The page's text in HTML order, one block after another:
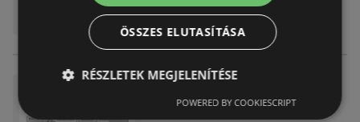
ge 2025.11.30-ig
ÖSSZES ELUTASÍTÁSA
RÉSZLETEK MEGJELENÍTÉSE
POWERED BY COOKIESCRIPT